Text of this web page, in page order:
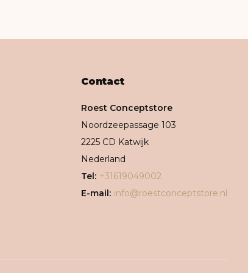
Contact
Roest Conceptstore
Noordzeepassage 103
2225 CD Katwijk
Nederland
Tel: +31619049002
E-mail: info@roestconceptstore.nl